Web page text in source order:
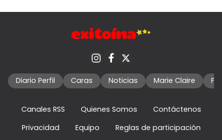
Diario Perfil Caras Noticias Marie Claire
Canales RSS Quienes Somos
Contáctenos
Privacidad
Equipo
Reglas de participación